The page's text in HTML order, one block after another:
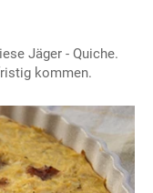
Jäger - Quiche.
kommen.